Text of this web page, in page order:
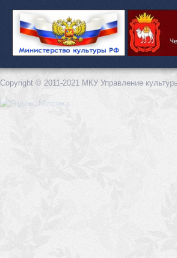
Copyright © 2011-2021 МКУ Управление